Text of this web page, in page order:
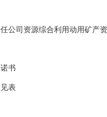
公司资源综合利用动用矿产
书
表